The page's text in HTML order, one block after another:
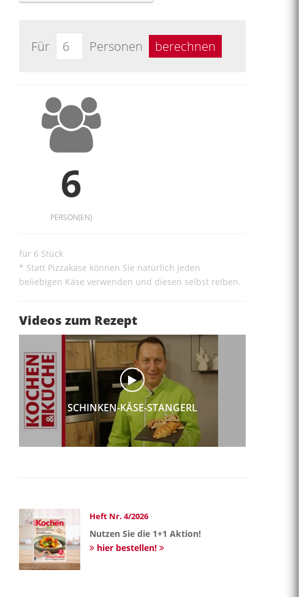
Für Personen berechnen
6
PERSON(EN)
für 6 Stück
* Statt Pizzakäse können Sie natürlich jeden
beliebigen Käse verwenden und diesen selbst reiben.
Videos zum Rezept
SCHINKEN-KÄSE-STANGERL
Heft Nr. 4/2026
Nutzen Sie die 1+1 Aktion!
hier bestellen!